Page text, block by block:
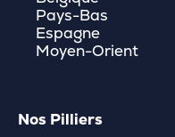
Pays-Bas
Espagne
Moyen-Orient
Nos Pilliers